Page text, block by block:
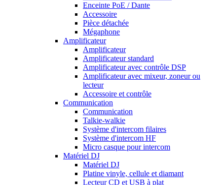
Enceinte PoE / Dante
Accessoire
Pièce détachée
Mégaphone
Amplificateur
Amplificateur
Amplificateur standard
Amplificateur avec contrôle DSP
Amplificateur avec mixeur, zoneur ou
lecteur
Accessoire et contrôle
Communication
Communication
Talkie-walkie
Système d'intercom filaires
Système d'intercom HF
Micro casque pour intercom
Matériel DJ
Matériel DJ
Platine vinyle, cellule et diamant
Lecteur CD et USB à plat